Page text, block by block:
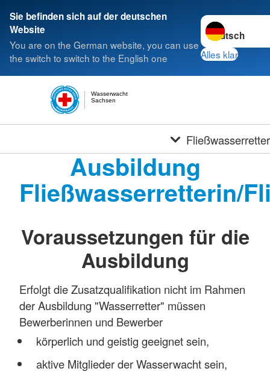
Sie befinden sich auf der deutschen
Website
You are on the German website, you can use
the switch to switch to the English one
Sprache
Alles klar
Sachsen
Wasserwacht
Fließwasserretter
Ausbildung
Fließwasserretterin/
Voraussetzungen für die
Ausbildung
Erfolgt die Zusatzqualifikation nicht im Rahmen
der Ausbildung "Wasserretter" müssen
Bewerberinnen und Bewerber
körperlich und geistig geeignet sein,
aktive Mitglieder der Wasserwacht sein,